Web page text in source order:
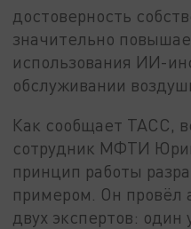
достоверность
значительно
использования ИИ-
обслуживании
Как сообщает ТАСС,
сотрудник МФТИ
принцип работы
примером. Он провёл
двух экспертов: один